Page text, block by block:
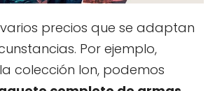
precios que se adaptan
Por ejemplo,
colección Ion, podemos